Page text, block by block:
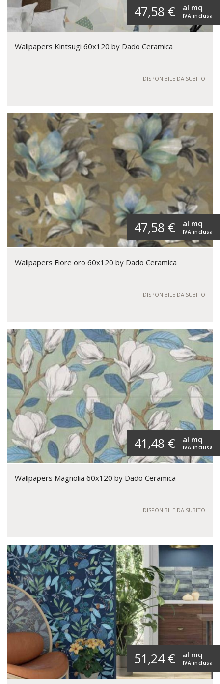
47,58 € IVA inclusa
al mq
Wallpapers Kintsugi 60x120 by Dado Ceramica
DISPONIBILE DA SUBITO
47,58 € IVA inclusa
al mq
Wallpapers Fiore oro 60x120 by Dado Ceramica
DISPONIBILE DA SUBITO
41,48 € IVA inclusa
al mq
Wallpapers Magnolia 60x120 by Dado Ceramica
DISPONIBILE DA SUBITO
51,24 € IVA inclusa
al mq